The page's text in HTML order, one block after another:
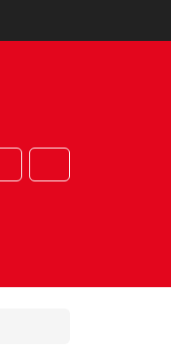
AccountCart